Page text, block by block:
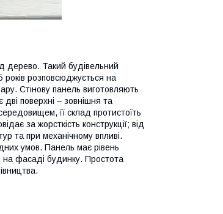
дерево. Такий будівельний
років розповсюджується на
Стінову панель виготовляють
дві поверхні – зовнішня та
її склад протистоїть
за жорсткість конструкції; від
та при механічному впливі.
умов. Панель має рівень
на фасаді будинку. Простота